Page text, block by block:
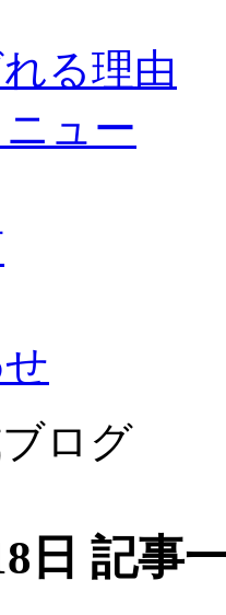
る理由
ュー
ログ
日 記事